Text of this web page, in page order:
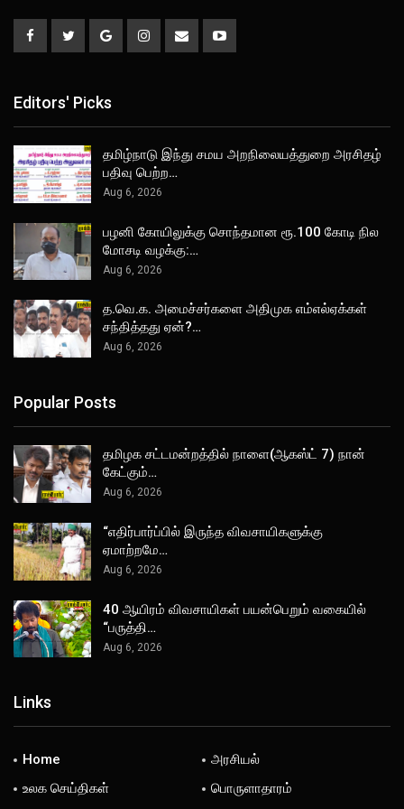
Editors' Picks
தமிழ்நாடு இந்து சமய அறநிலையத்துறை அரசிதழ்
பதிவு பெற்ற…
Aug 6, 2026
பழனி கோயிலுக்கு சொந்தமான ரூ.100 கோடி நில
மோசடி வழக்கு:…
Aug 6, 2026
த.வெ.க. அமைச்சர்களை அதிமுக எம்எல்ஏக்கள்
சந்தித்தது ஏன்?…
Aug 6, 2026
Popular Posts
தமிழக சட்டமன்றத்தில் நாளை(ஆகஸ்ட் 7) நான்
கேட்கும்…
Aug 6, 2026
“எதிர்பார்ப்பில் இருந்த விவசாயிகளுக்கு
ஏமாற்றமே…
Aug 6, 2026
40 ஆயிரம் விவசாயிகள் பயன்பெறும் வகையில்
“பருத்தி…
Aug 6, 2026
Links
Home
அரசியல்
உலக செய்திகள்
பொருளாதாரம்